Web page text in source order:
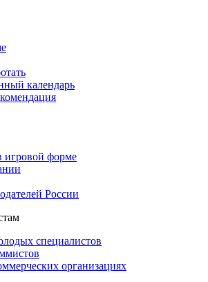
календарь
игровой форме
России
специалистов
организациях